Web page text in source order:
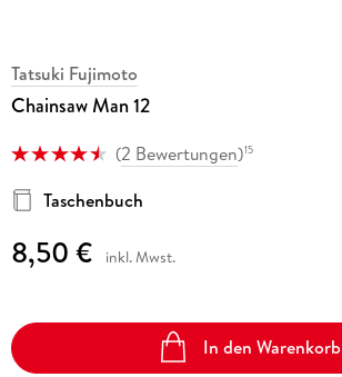
Tatsuki Fujimoto
Chainsaw Man 12
(2 Bewertungen)15
Taschenbuch
8,50 € inkl. Mwst.
In den Warenkorb